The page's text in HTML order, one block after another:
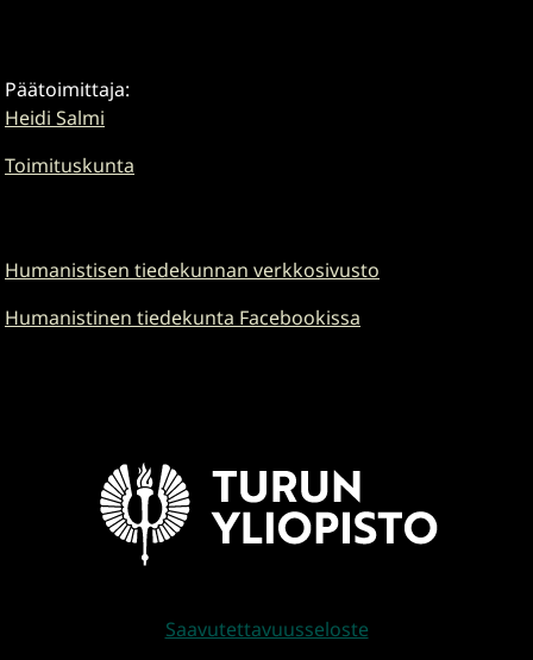
Päätoimittaja:
Heidi Salmi
Toimituskunta
Humanistisen tiedekunnan verkkosivusto
Humanistinen tiedekunta Facebookissa
Saavutettavuusseloste